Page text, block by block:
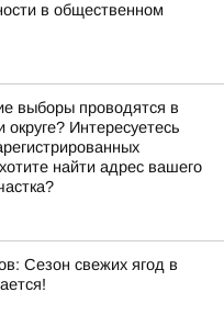
в общественном
выборы проводятся в
Интересуетесь
найти адрес вашего
Сезон свежих ягод в